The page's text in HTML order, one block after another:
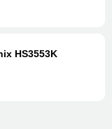
HS3553K